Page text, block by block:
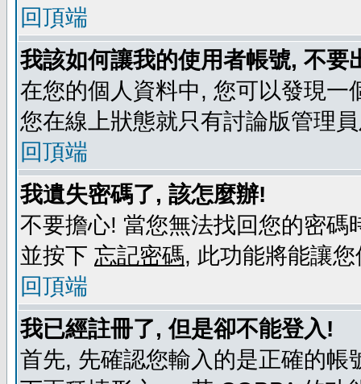
回頂端
我該如何讓我的使用者帳號, 不
在您的個人資料中, 您可以發現一
您在線上狀態就只有討論版管理
回頂端
我遺失密碼了, 該怎麼辦!
不要擔心! 當您無法找回您的密
並按下 忘記密碼, 此功能將能讓
回頂端
我已經註冊了, 但是卻不能登入!
首先, 先確認您輸入的是正確的